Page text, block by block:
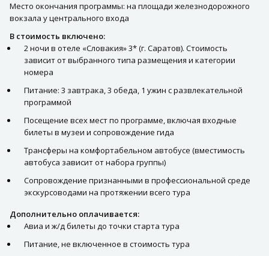
Место окончания программы: на площади железнодорожного
вокзала у центрального входа
В стоимость включено:
2 ночи в отеле «Словакия» 3* (г. Саратов). Стоимость
зависит от выбранного типа размещения и категории
номера
Питание: 3 завтрака, 3 обеда, 1 ужин с развлекательной
программой
Посещение всех мест по программе, включая входные
билеты в музеи и сопровождение гида
Трансферы на комфортабельном автобусе (вместимость
автобуса зависит от набора группы)
Сопровождение признанными в профессиональной среде
экскурсоводами на протяжении всего тура
Дополнительно оплачивается:
Авиа и ж/д билеты до точки старта тура
Питание, не включенное в стоимость тура